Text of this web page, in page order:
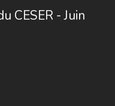
CESER - Juin